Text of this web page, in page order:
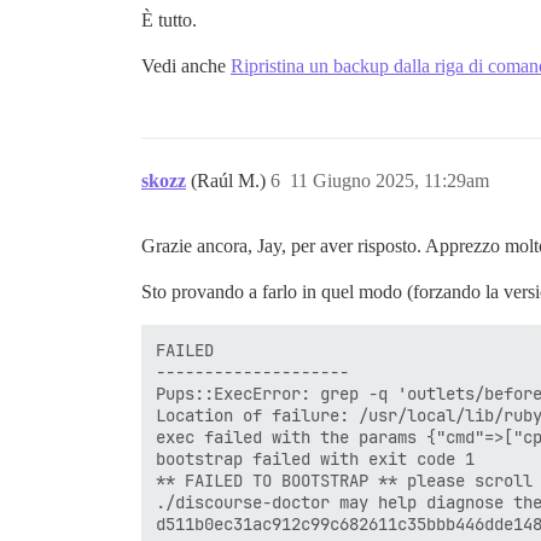
È tutto.
Vedi anche Ripristina un backup dalla riga di
skozz (Raúl M.) 11 Giugno 2025, 11:29am
6
Grazie ancora, Jay, per aver risposto. Apprezzo
Sto provando a farlo in quel modo (forzando la
FAILED
--------------------
Pups::ExecError: grep -q 'outlets/
Location of failure: /usr/local/lib/ruby/
exec failed with the params
bootstrap failed with exit code 1
** FAILED TO BOOTSTRAP ** please
./discourse-doctor may help diagnose